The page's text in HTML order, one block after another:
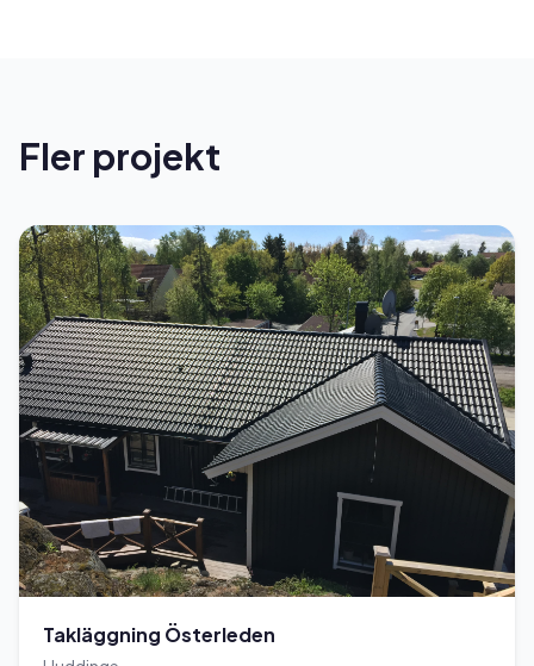
Fler projekt
Takläggning Österleden